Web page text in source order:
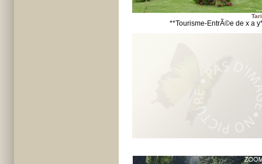
**Tourisme-EntrÃ©e de x a